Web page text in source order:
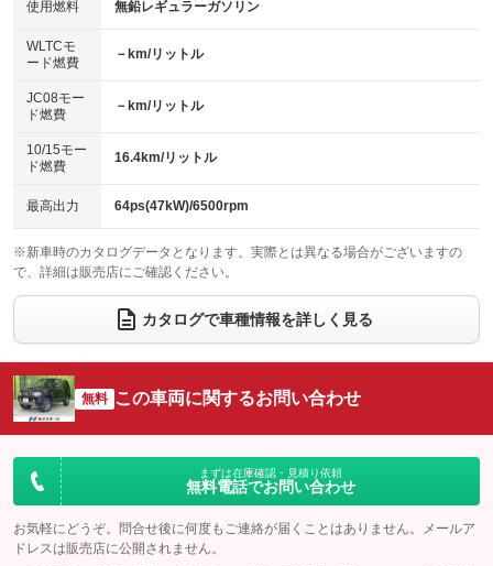
：装備なし
センターデフロック
：装備なし
電動格納ミラー
：装備あり
バックカメラ
：装備なし
エアロ
：装備なし
：装備なし
パワーシート
ベンチシート
：装備なし
チップアップシート
：装備なし
：装備なし ：装備あり
ウォークスルー
：装備なし
電動リアゲート フロントカメラ
：装備なし
：装備なし ：装備なし
サイドカメラ
：装備なし ルーフレール
：装備なし
：装備なし
：装備なし
使用燃料 無鉛レギュラーガソリン
WLTCモ
ード燃費
－km/リットル
JC08モー
ド燃費
－km/リットル
10/15モー
ド燃費
16.4km/リットル
最高出力 64ps(47kW)/6500rpm
※新車時のカタログデータとなります。実際とは異なる場合がございますの
で、詳細は販売店にご確認ください。
カタログで車種情報を詳しく見る
無料 この車両に関するお問い合わせ
まずは在庫確認・見積り依頼
無料電話でお問い合わせ
お気軽にどうぞ。問合せ後に何度もご連絡が届くことはありません。メールア
ドレスは販売店に公開されません。